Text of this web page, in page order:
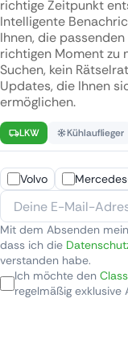
richtige Zeitpunkt
Intelligente
Ihnen, die
richtigen Moment zu
Suchen, kein
Updates, die Ihnen
ermöglichen.
LKW Kühlauflieger
Volvo
Mit dem Absenden
dass ich die
verstanden habe.
Ich möchte den
regelmäßig